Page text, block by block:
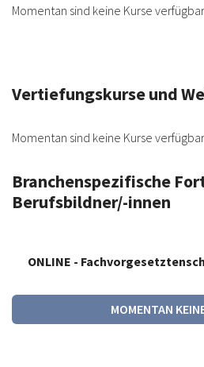
Momentan sind keine Kurse verfügbar
Vertiefungskurse und
Momentan sind keine Kurse verfügbar
Branchenspezifische
Berufsbildner/-innen
ONLINE -
MOMENTAN